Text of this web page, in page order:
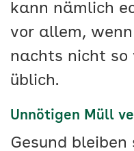
kann nämlich
vor allem, wenn
nachts nicht
üblich.
Unnötigen Müll
Gesund